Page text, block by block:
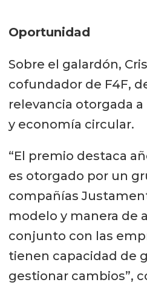
de un centro
comenzaron el
mosca soldado.
desde la firma
volumen de
profundizar las
de sus productos
algunos
negociación actual
objetivo de ventas
US$ 1 millón.
Oportunidad
Sobre el galardón,
cofundador de F4F,
relevancia otorgada
y economía circular.
“El premio destaca
es otorgado por un
compañías
modelo y manera de
conjunto con las
tienen capacidad de
gestionar cambios”,